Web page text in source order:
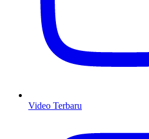
Video Terbaru